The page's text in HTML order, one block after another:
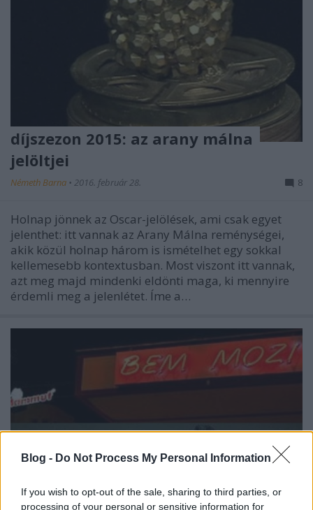
Blog - Do Not Process My Personal Information
If you wish to opt-out of the sale, sharing to third parties, or
processing of your personal or sensitive information for
díjszezon 2015: az arany málna
jelöltjei
Németh Barna • 2016. február 28. 8
Holnap jönnek az Oscar-jelölések, ami csak egyet
jelenthet: itt vannak az Arany Málna reménységei,
akik közül holnap három is ismételhet egy sokkal
kellemesebb kontextusban. Most viszont itt vannak,
azt meg majd mindenki eldönti maga, ki mennyire
érdemli meg a jelenlétet. Íme a…